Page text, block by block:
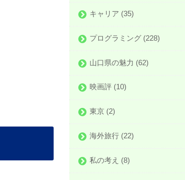
キャリア (35)
プログラミング (228)
山口県の魅力 (62)
映画評 (10)
東京 (2)
海外旅行 (22)
私の考え (8)